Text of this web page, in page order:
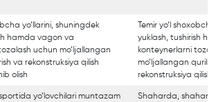
yo‘llarini, shuningdek
hamda vagon va
uchun mo‘ljallangan
va rekonstruksiya qilish
olish
Temir yo‘l
yuklash, tushirish
konteynerlarni
mo‘ljallangan
rekonstruksiya qilish.
yo‘lovchilari muntazam
Shaharda, shahar